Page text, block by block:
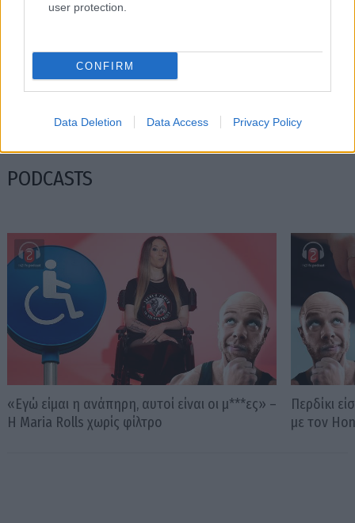
user protection.
CONFIRM
Data Deletion Data Access Privacy Policy
Παράξενες πληροφορίες για το κάθε ζώδιο
PODCASTS
«Εγώ είμαι η ανάπηρη, αυτοί είναι οι μ***ες» –
Η Maria Rolls χωρίς φίλτρο
Περδίκι
με τον